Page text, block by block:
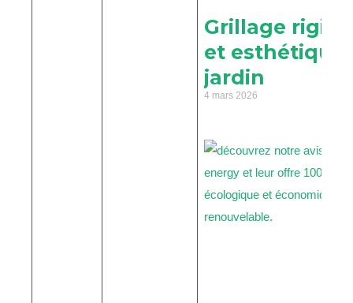
Grillage
et esthétique
jardin
4 mars 2026